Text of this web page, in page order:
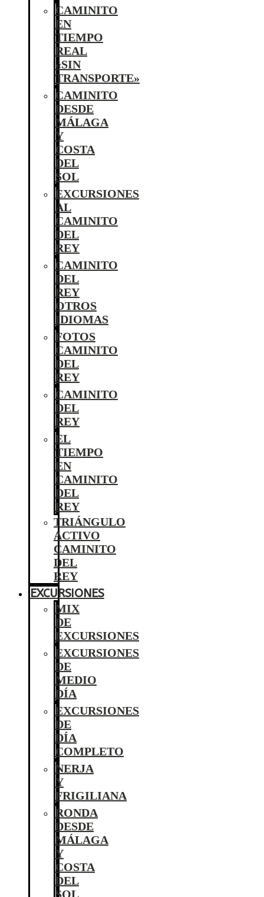
CAMINITO
EN
TIEMPO
REAL
«SIN
TRANSPORTE»
CAMINITO
DESDE
MÁLAGA
Y
COSTA
DEL
SOL
EXCURSIONES
AL
CAMINITO
DEL
REY
CAMINITO
DEL
REY
OTROS
IDIOMAS
FOTOS
CAMINITO
DEL
REY
CAMINITO
DEL
REY
EL
TIEMPO
EN
CAMINITO
DEL
REY
TRIÁNGULO
ACTIVO
CAMINITO
DEL
REY
EXCURSIONES
MIX
DE
EXCURSIONES
EXCURSIONES
DE
MEDIO
DÍA
EXCURSIONES
DE
DÍA
COMPLETO
NERJA
Y
FRIGILIANA
RONDA
DESDE
MÁLAGA
Y
COSTA
DEL
SOL